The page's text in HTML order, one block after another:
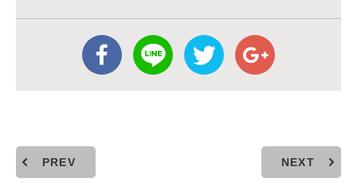
PREV NEXT